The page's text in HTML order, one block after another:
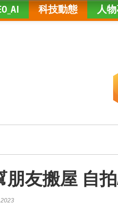
科技動態 人
朋友搬屋 自